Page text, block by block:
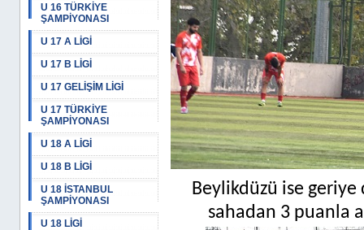
U 16 TÜRKİYE
ŞAMPİYONASI
U 17 A LİGİ
U 17 B LİGİ
U 17 GELİŞİM LİGİ
U 17 TÜRKİYE
ŞAMPİYONASI
U 18 A LİGİ
U 18 B LİGİ
U 18 İSTANBUL
ŞAMPİYONASI
U 18 LİGİ
Beylikdüzü ise
sahadan 3 puanla